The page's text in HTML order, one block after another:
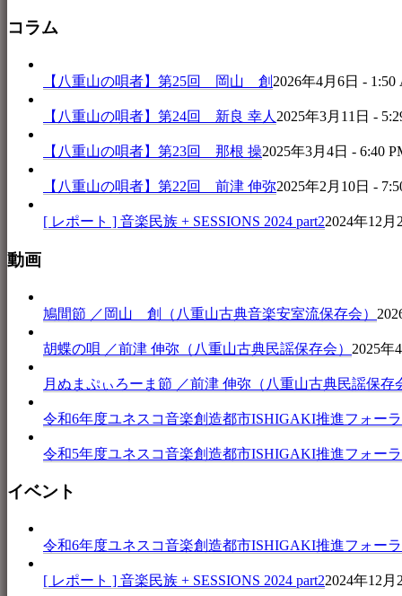
コラム
【八重山の唄者】第25回 岡山 創 2026年4月6日 - 1:50
【八重山の唄者】第24回 新良 幸人 2025年3月11日 -
【八重山の唄者】第23回 那根 操2025年3月4日 - 6:40
【八重山の唄者】第22回 前津 伸弥2025年2月10日 -
[ レポート ] 音楽民族 + SESSIONS 2024 part22024年12月
動画
鳩間節 ／岡山 創（八重山古典音楽安室流保存会）
胡蝶の唄 ／前津 伸弥（八重山古典民謡保存会） 2025年
月ぬまぷぃろーま節 ／前津 伸弥（八重山古典民謡保存
令和6年度ユネスコ音楽創造都市ISHIGAKI推進フォー
令和5年度ユネスコ音楽創造都市ISHIGAKI推進フォー
イベント
令和6年度ユネスコ音楽創造都市ISHIGAKI推進フォー
[ レポート ] 音楽民族 + SESSIONS 2024 part22024年12月